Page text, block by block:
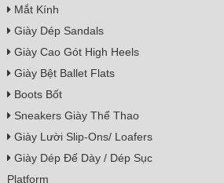
Mắt Kính
Giày Dép Sandals
Giày Cao Gót High Heels
Giày Bệt Ballet Flats
Boots Bốt
Sneakers Giày Thể Thao
Giày Lười Slip-Ons/ Loafers
Giày Dép Đế Dày / Dép Sục
Platform